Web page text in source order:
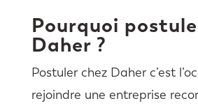
Pourquoi
Daher ?
Postuler chez Daher c’est
rejoindre une entreprise